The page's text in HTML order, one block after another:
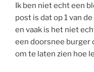
Ik ben niet echt een
post is dat op 1 van
en vaak is het niet
een doorsnee burger
om te laten zien hoe